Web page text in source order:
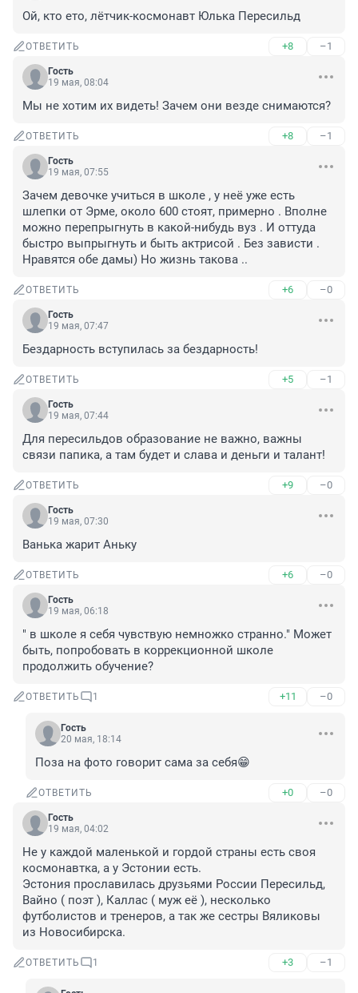
Ой, кто ето, лётчик-космонавт Юлька Пересильд
ОТВЕТИТЬ +8 –1
Гость
19 мая, 08:04
Мы не хотим их видеть! Зачем они везде снимаются?
ОТВЕТИТЬ +8 –1
Гость
19 мая, 07:55
Зачем девочке учиться в школе , у неё уже есть
шлепки от Эрме, около 600 стоят, примерно . Вполне
можно перепрыгнуть в какой-нибудь вуз . И оттуда
быстро выпрыгнуть и быть актрисой . Без зависти .
Нравятся обе дамы) Но жизнь такова ..
ОТВЕТИТЬ +6 –0
Гость
19 мая, 07:47
Бездарность вступилась за бездарность!
ОТВЕТИТЬ +5 –1
Гость
19 мая, 07:44
Для пересильдов образование не важно, важны
связи папика, а там будет и слава и деньги и талант!
ОТВЕТИТЬ +9 –0
Гость
19 мая, 07:30
Ванька жарит Аньку
ОТВЕТИТЬ +6 –0
Гость
19 мая, 06:18
" в школе я себя чувствую немножко странно." Может
быть, попробовать в коррекционной школе
продолжить обучение?
ОТВЕТИТЬ 1 +11 –0
Гость
20 мая, 18:14
Поза на фото говорит сама за себя😁
ОТВЕТИТЬ +0 –0
Гость
19 мая, 04:02
Не у каждой маленькой и гордой страны есть своя
космонавтка, а у Эстонии есть.
Эстония прославилась друзьями России Пересильд,
Вайно ( поэт ), Каллас ( муж её ), несколько
футболистов и тренеров, а так же сестры Вяликовы
из Новосибирска.
ОТВЕТИТЬ 1 +3 –1